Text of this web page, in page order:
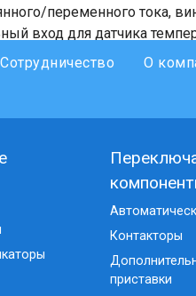
переменного тока,
вход для датчика
2 входа сигнала по
Сотрудничество
О
Контакторы
приставки